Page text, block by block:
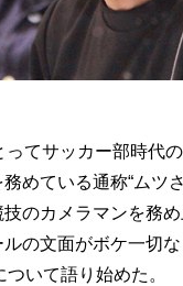
てサッカー部時代
めている通称“ムツ
のカメラマンを務め
の文面がボケ一切
いて語り始めた。